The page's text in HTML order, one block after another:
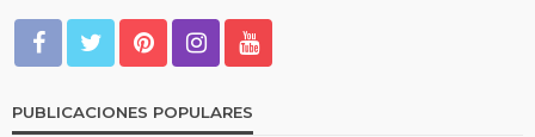
PUBLICACIONES POPULARES